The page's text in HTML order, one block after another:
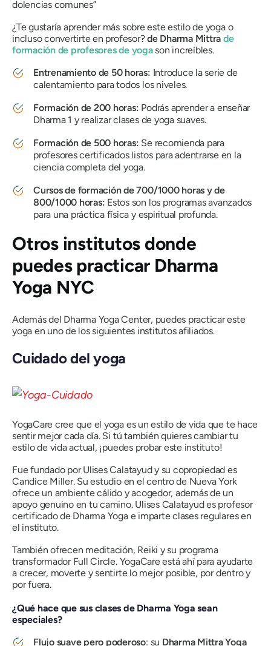
dolencias comunes”
¿Te gustaría aprender más sobre este estilo de yoga o
incluso convertirte en profesor?de Dharma Mittrade
formación de profesores de yoga son increíbles.
Entrenamiento de 50 horas: Introduce la serie de
calentamiento para todos los niveles.
Formación de 200 horas: Podrás aprender a enseñar
Dharma 1 y realizar clases de yoga suaves.
Formación de 500 horas: Se recomienda para
profesores certificados listos para adentrarse en la
ciencia completa del yoga.
Cursos de formación de 700/1000 horas y de
800/1000 horas: Estos son los programas avanzados
para una práctica física y espiritual profunda.
Otros institutos donde
puedes practicar Dharma
Yoga NYC
Además del Dharma Yoga Center, puedes practicar este
yoga en uno de los siguientes institutos afiliados.
Cuidado del yoga
YogaCare cree que el yoga es un estilo de vida que te hace
sentir mejor cada día. Si tú también quieres cambiar tu
estilo de vida actual, ¡puedes probar este instituto!
Fue fundado por Ulises Calatayud y su copropiedad es
Candice Miller. Su estudio en el centro de Nueva York
ofrece un ambiente cálido y acogedor, además de un
apoyo genuino en tu camino. Ulises Calatayud es profesor
certificado de Dharma Yoga e imparte clases regulares en
el instituto.
También ofrecen meditación, Reiki y su programa
transformador Full Circle. YogaCare está ahí para ayudarte
a crecer, moverte y sentirte lo mejor posible, por dentro y
por fuera.
¿Qué hace que sus clases de Dharma Yoga sean
especiales?
Flujo suave pero poderoso: su Dharma Mittra Yoga